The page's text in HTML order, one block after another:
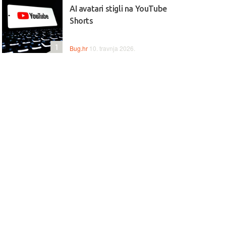
AI avatari stigli na YouTube
Shorts
Bug.hr 10. travnja 2026.
1